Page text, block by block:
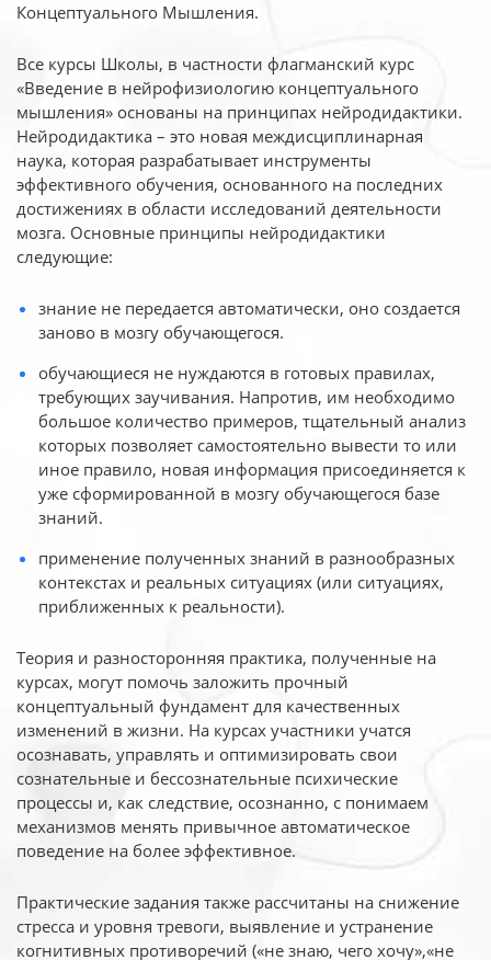
Концептуального Мышления.
Все курсы Школы, в частности флагманский курс
«Введение в нейрофизиологию концептуального
мышления» основаны на принципах нейродидактики.
Нейродидактика – это новая междисциплинарная
наука, которая разрабатывает инструменты
эффективного обучения, основанного на последних
достижениях в области исследований деятельности
мозга. Основные принципы нейродидактики
следующие:
знание не передается автоматически, оно создается
заново в мозгу обучающегося.
обучающиеся не нуждаются в готовых правилах,
требующих заучивания. Напротив, им необходимо
большое количество примеров, тщательный анализ
которых позволяет самостоятельно вывести то или
иное правило, новая информация присоединяется к
уже сформированной в мозгу обучающегося базе
знаний.
применение полученных знаний в разнообразных
контекстах и реальных ситуациях (или ситуациях,
приближенных к реальности).
Теория и разносторонняя практика, полученные на
курсах, могут помочь заложить прочный
концептуальный фундамент для качественных
изменений в жизни. На курсах участники учатся
осознавать, управлять и оптимизировать свои
сознательные и бессознательные психические
процессы и, как следствие, осознанно, с понимаем
механизмов менять привычное автоматическое
поведение на более эффективное.
Практические задания также рассчитаны на снижение
стресса и уровня тревоги, выявление и устранение
когнитивных противоречий («не знаю, чего хочу»,«не